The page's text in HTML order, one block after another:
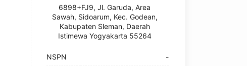
6898+FJ9, Jl. Garuda, Area
Sawah, Sidoarum, Kec. Godean,
Kabupaten Sleman, Daerah
Istimewa Yogyakarta 55264
NSPN -